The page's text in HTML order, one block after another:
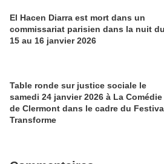
El Hacen Diarra est mort dans un
commissariat parisien dans la nuit du
15 au 16 janvier 2026
Table ronde sur justice sociale le
samedi 24 janvier 2026 à La Comédie
de Clermont dans le cadre du
Transforme